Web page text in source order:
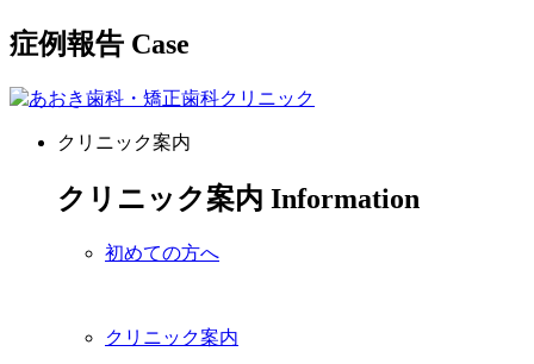
症例報告 Case
クリニック案内
クリニック案内 Information
初めての方へ
クリニック案内